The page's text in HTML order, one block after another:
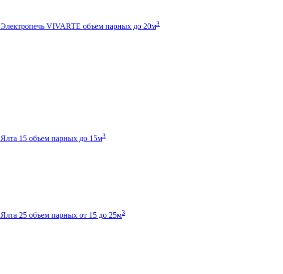
Электропечь VIVARTE объем парных до 20м3
Ялта 15 объем парных до 15м3
Ялта 25 объем парных от 15 до 25м3